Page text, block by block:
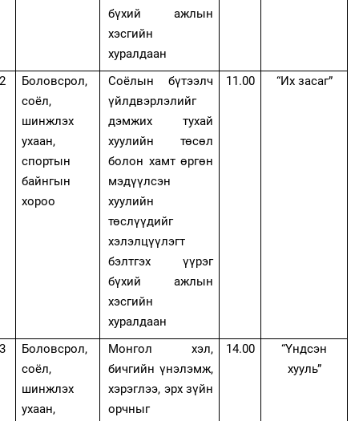
бүхий ажлын
хэсгийн
хуралдаан
2
Боловсрол,
соёл,
шинжлэх
ухаан,
спортын
байнгын
хороо
Соёлын бүтээлч
үйлдвэрлэлийг
дэмжих тухай
хуулийн төсөл
болон хамт өргөн
мэдүүлсэн
хуулийн
төслүүдийг
хэлэлцүүлэгт
бэлтгэх үүрэг
бүхий ажлын
хэсгийн
хуралдаан
11.00 “Их засаг”
3
Боловсрол,
соёл,
шинжлэх
ухаан,
Монгол хэл,
бичгийн үнэлэмж,
хэрэглээ, эрх зүйн
орчныг
14.00
“Үндсэн
хууль”